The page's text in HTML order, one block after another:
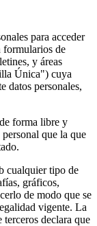
para acceder
formularios de
y áreas
Única") cuya
datos personales,
forma libre y
que la que
cualquier tipo de
gráficos,
de modo que se
vigente. La
terceros declara que